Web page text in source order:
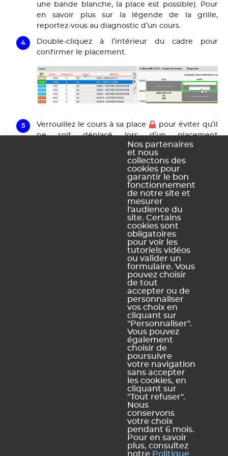
une bande blanche, la place est possible). Pour
en savoir plus sur la légende de la grille,
reportez-vous au diagnostic d’un cours.
Double-cliquez à l’intérieur du cadre pour
confirmer le placement.
Verrouillez le cours à sa place
pour éviter qu’il
ne soit déplacé lors d’un placement
Ce contenu vous a été utile ?
Pas vraiment
https://docs.index-education.com/docs_fr/fr-edt-
support-fiche-47-223-placer-manuellement-un-cours.php
Vous ne trouvez pas de réponse à votre question ?
Contactez notre assistance
Mentions légales et Conditions générales d'utilisation| Politique de
Conditions générales de vente
Nos partenaires
et nous
collectons des
cookies pour
garantir le bon
fonctionnement
de notre site et
mesurer
l'audience du
site. Certains
cookies sont
obligatoires
pour voir les
tutoriels vidéos
ou valider un
formulaire. Vous
pouvez choisir
de tout
accepter ou de
personnaliser
vos choix en
cliquant sur
"Personnaliser".
Vous pouvez
également
choisir de
poursuivre
votre navigation
sans accepter
les cookies, en
cliquant sur
"Tout refuser".
Nous
conservons
votre choix
pendant 6 mois.
Pour en savoir
plus, consultez
notre Politique